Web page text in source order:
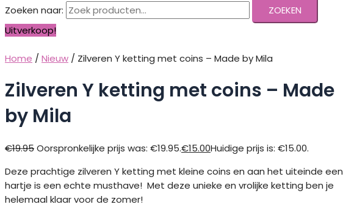
Zoeken naar:
ZOEKEN
Uitverkoop!
Home / Nieuw / Zilveren Y ketting met coins – Made by Mila
Zilveren Y ketting met coins – Made
by Mila
€19.95Oorspronkelijke prijs was: €19.95.€15.00Huidige prijs is: €15.00.
Deze prachtige zilveren Y ketting met kleine coins en aan het uiteinde een
hartje is een echte musthave! Met deze unieke en vrolijke ketting ben je
helemaal klaar voor de zomer!